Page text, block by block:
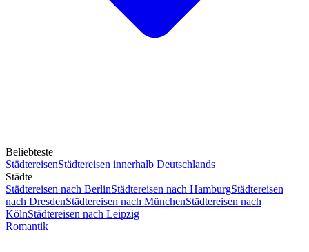
Beliebteste
StädtereisenStädtereisen innerhalb Deutschlands
Städte
Städtereisen nach BerlinStädtereisen nach HamburgStädtereisen
nach DresdenStädtereisen nach MünchenStädtereisen nach
KölnStädtereisen nach Leipzig
Romantik